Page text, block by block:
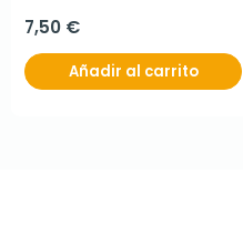
7,50 €
Añadir al carrito